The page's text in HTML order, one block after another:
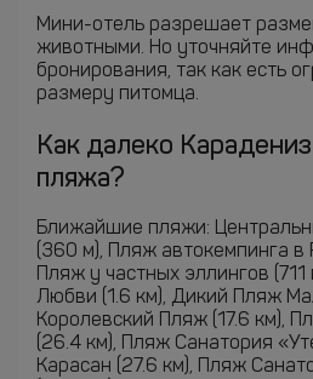
Мини-отель разрешает
животными. Но уточняйте
бронирования, так как есть
размеру питомца.
Как далеко
пляжа?
Ближайшие пляжи:
(360 м), Пляж автокемпинга в
Пляж у частных эллингов
Любви (1.6 км), Дикий Пляж
Королевский Пляж (17.6 км),
(26.4 км), Пляж Санатория
Карасан (27.6 км), Пляж